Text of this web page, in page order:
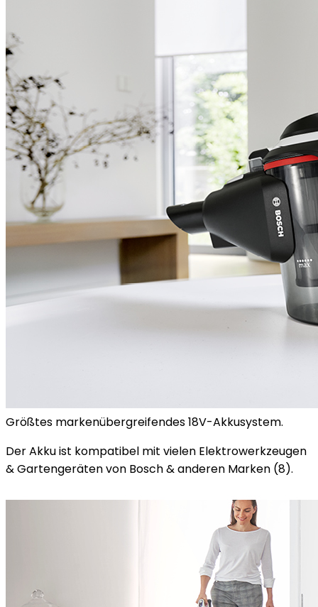
Größtes markenübergreifendes 18V-Akkusystem.
Der Akku ist kompatibel mit vielen Elektrowerkzeugen
& Gartengeräten von Bosch & anderen Marken (8).